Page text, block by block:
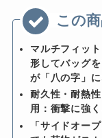
マルチフィッ
形してバッグ
が「八の字」
耐久性・耐熱
用：衝撃に強
「サイドオー